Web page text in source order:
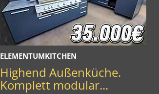
ELEMENTUMKITCHEN
Highend Außenküche.
Komplett modular...